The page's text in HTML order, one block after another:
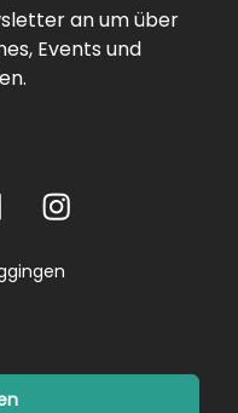
an um über
Events und